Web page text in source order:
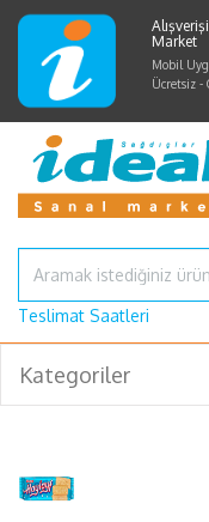
Market
Mobil
Ücretsiz -
Teslimat Saatleri
Kategoriler